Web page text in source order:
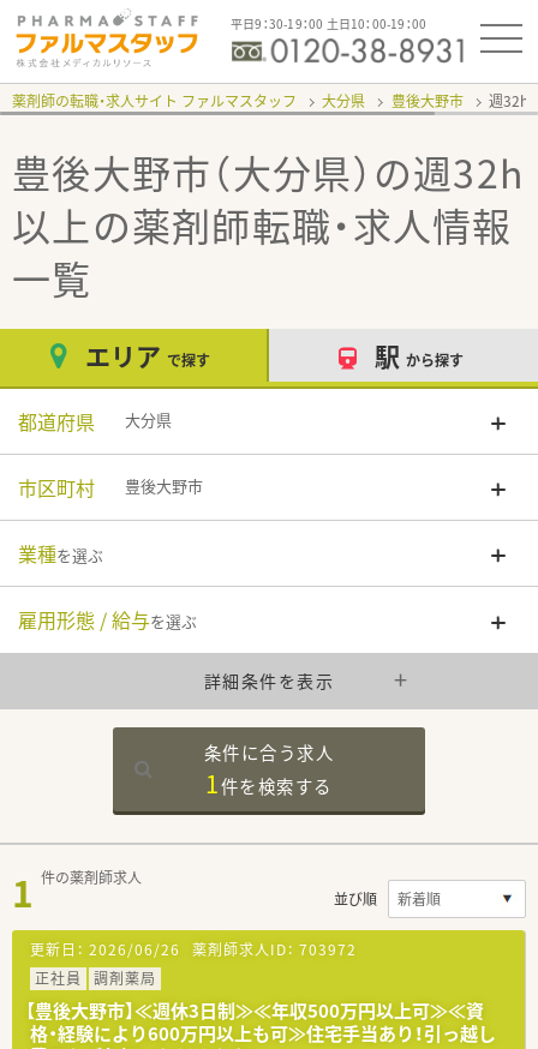
平日9：30-19：00 土日10：00-19：00
薬剤師の転職・求人サイト ファルマスタッフ 大分県 豊後大野市 週32h
豊後大野市（大分県）の週32h
以上の薬剤師転職・求人情報
一覧
エリア で探す 駅 から探す
都道府県 大分県
市区町村 豊後大野市
業種を選ぶ
雇用形態 / 給与を選ぶ
詳細条件を表示
条件に合う求人
1件を検索する
1 件の薬剤師求人
並び順
更新日： 2026/06/26 薬剤師求人ID： 703972
正社員
調剤薬局
【豊後大野市】≪週休3日制≫≪年収500万円以上可≫≪資
格・経験により600万円以上も可≫住宅手当あり！引っ越し